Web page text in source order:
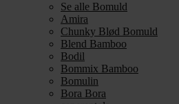
Se alle Bomuld
Amira
Chunky Blød Bomuld
Blend Bamboo
Bodil
Bommix Bamboo
Bomulin
Bora Bora